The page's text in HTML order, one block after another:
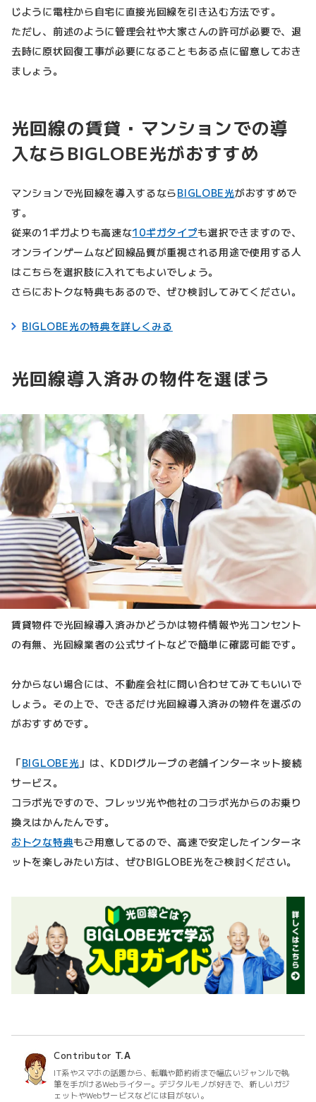
じように電柱から自宅に直接光回線を引き込む方法です。
ただし、前述のように管理会社や大家さんの許可が必要で、退
去時に原状回復工事が必要になることもある点に留意しておき
ましょう。
光回線の賃貸・マンションでの導
入ならBIGLOBE光がおすすめ
マンションで光回線を導入するならBIGLOBE光がおすすめで
す。
従来の1ギガよりも高速な10ギガタイプも選択できますので、
オンラインゲームなど回線品質が重視される用途で使用する人
はこちらを選択肢に入れてもよいでしょう。
さらにおトクな特典もあるので、ぜひ検討してみてください。
BIGLOBE光の特典を詳しくみる
光回線導入済みの物件を選ぼう
賃貸物件で光回線導入済みかどうかは物件情報や光コンセント
の有無、光回線業者の公式サイトなどで簡単に確認可能です。
分からない場合には、不動産会社に問い合わせてみてもいいで
しょう。その上で、できるだけ光回線導入済みの物件を選ぶの
がおすすめです。
「BIGLOBE光 」は、KDDIグループの老舗インターネット接続
サービス。
コラボ光ですので、フレッツ光や他社のコラボ光からのお乗り
換えはかんたんです。
おトクな特典もご用意してるので、高速で安定したインターネ
ットを楽しみたい方は、ぜひBIGLOBE光をご検討ください。
Contributor T.A
IT系やスマホの話題から、転職や節約術まで幅広いジャンルで執
筆を手がけるWebライター。デジタルモノが好きで、新しいガジ
ェットやWebサービスなどには目がない。